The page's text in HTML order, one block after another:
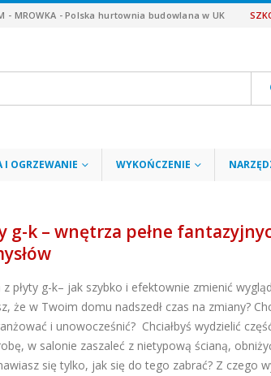
- MROWKA - Polska hurtownia budowlana w UK
I OGRZEWANIE WYKOŃCZENIE
g-k – wnętrza pełne
z płyty g-k– jak szybko i efektownie zmienić
że w Twoim domu nadszedł czas na zmiany?
i unowocześnić? Chciałbyś wydzielić
w salonie zaszaleć z nietypową ścianą,
się tylko, jak się do tego zabrać? Z czego